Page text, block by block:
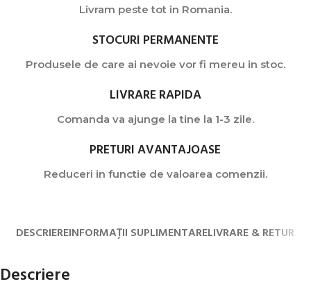
Livram peste tot in Romania.
STOCURI PERMANENTE
Produsele de care ai nevoie vor fi mereu in stoc.
LIVRARE RAPIDA
Comanda va ajunge la tine la 1-3 zile.
PRETURI AVANTAJOASE
Reduceri in functie de valoarea comenzii.
DESCRIEREINFORMAȚII SUPLIMENTARELIVRARE & RETUR
Descriere